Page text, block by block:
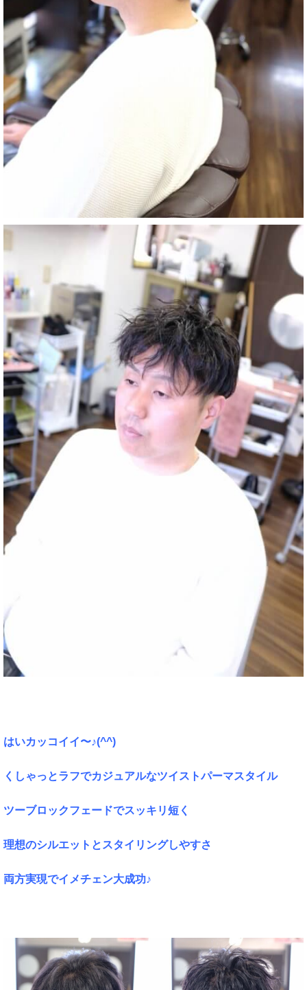
はいカッコイイ〜♪(^^)
くしゃっとラフでカジュアルなツイストパーマスタイル
ツーブロックフェードでスッキリ短く
理想のシルエットとスタイリングしやすさ
両方実現でイメチェン大成功♪